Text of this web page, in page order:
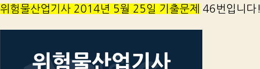
위험물산업기사 2014년 5월 25일 기출문제
46번입니다